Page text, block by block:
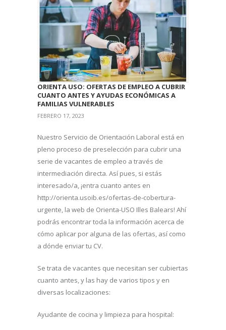
ORIENTA USO: OFERTAS DE EMPLEO A CUBRIR
CUANTO ANTES Y AYUDAS ECONÓMICAS A
FAMILIAS VULNERABLES
FEBRERO 17, 2023
Nuestro Servicio de Orientación Laboral está en
pleno proceso de preselección para cubrir una
serie de vacantes de empleo a través de
intermediación directa. Así pues, si estás
interesado/a, ¡entra cuanto antes en
http://orienta.usoib.es/ofertas-de-cobertura-
urgente, la web de Orienta-USO Illes Balears! Ahí
podrás encontrar toda la información acerca de
cómo aplicar por alguna de las ofertas, así como
a dónde enviar tu CV.
Se trata de vacantes que necesitan ser cubiertas
cuanto antes, y las hay de varios tipos y en
diversas localizaciones:
Ayudante de cocina y limpieza para hospital: